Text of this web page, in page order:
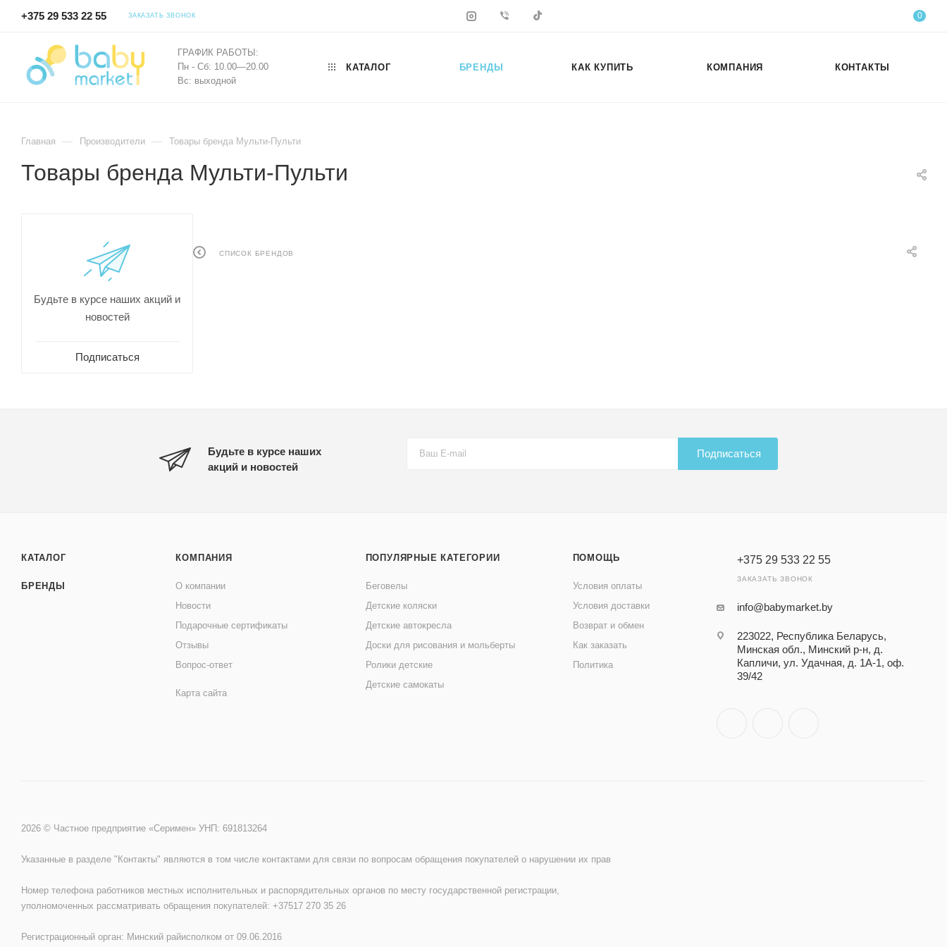
+375 29 533 22 55 ЗАКАЗАТЬ ЗВОНОК 0
ГРАФИК РАБОТЫ:
Пн - Сб: 10.00—20.00
Вс: выходной
КАТАЛОГ БРЕНДЫ КАК КУПИТЬ КОМПАНИЯ КОНТАКТЫ
Главная — Производители — Товары бренда Мульти-Пульти
Товары бренда Мульти-Пульти
СПИСОК БРЕНДОВ
Будьте в курсе наших акций и
новостей
Подписаться
Будьте в курсе наших
акций и новостей
Подписаться
КАТАЛОГ
БРЕНДЫ
КОМПАНИЯ
О компании
Новости
Подарочные сертификаты
Отзывы
Вопрос-ответ
Карта сайта
ПОПУЛЯРНЫЕ КАТЕГОРИИ
Беговелы
Детские коляски
Детские автокресла
Доски для рисования и мольберты
Ролики детские
Детские самокаты
ПОМОЩЬ
Условия оплаты
Условия доставки
Возврат и обмен
Как заказать
Политика
+375 29 533 22 55
ЗАКАЗАТЬ ЗВОНОК
info@babymarket.by
223022, Республика Беларусь,
Минская обл., Минский р-н, д.
Капличи, ул. Удачная, д. 1А-1, оф.
39/42
2026 © Частное предприятие «Серимен» УНП: 691813264
Указанные в разделе "Контакты" являются в том числе контактами для связи по вопросам обращения покупателей о нарушении их прав
Номер телефона работников местных исполнительных и распорядительных органов по месту государственной регистрации,
уполномоченных рассматривать обращения покупателей: +37517 270 35 26
Регистрационный орган: Минский райисполком от 09.06.2016